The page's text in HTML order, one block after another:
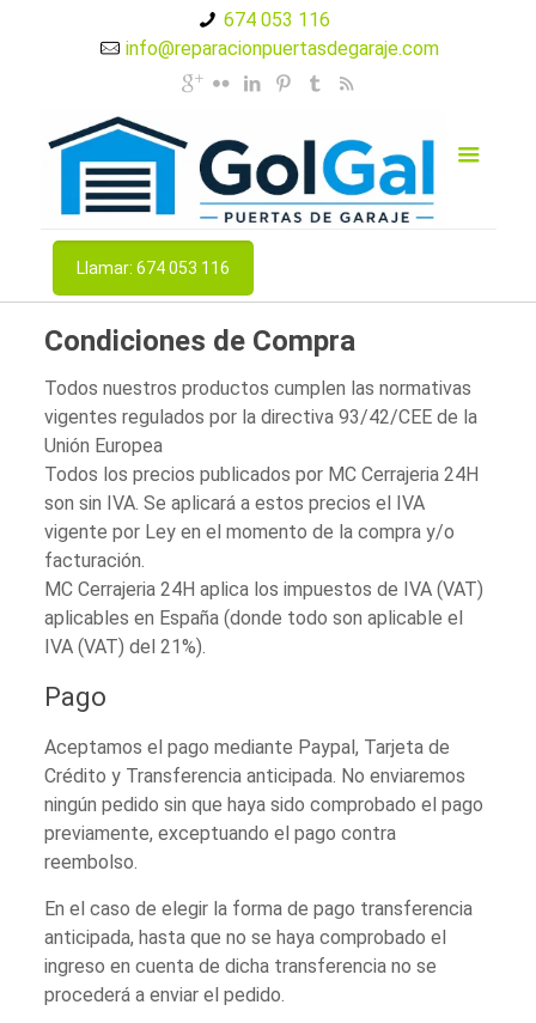
674 053 116
info@reparacionpuertasdegaraje.com
Llamar: 674 053 116
Condiciones de Compra
Todos nuestros productos cumplen las normativas
vigentes regulados por la directiva 93/42/CEE de la
Unión Europea
Todos los precios publicados por MC Cerrajeria 24H
son sin IVA. Se aplicará a estos precios el IVA
vigente por Ley en el momento de la compra y/o
facturación.
MC Cerrajeria 24H aplica los impuestos de IVA (VAT)
aplicables en España (donde todo son aplicable el
IVA (VAT) del 21%).
Pago
Aceptamos el pago mediante Paypal, Tarjeta de
Crédito y Transferencia anticipada. No enviaremos
ningún pedido sin que haya sido comprobado el pago
previamente, exceptuando el pago contra
reembolso.
En el caso de elegir la forma de pago transferencia
anticipada, hasta que no se haya comprobado el
ingreso en cuenta de dicha transferencia no se
procederá a enviar el pedido.